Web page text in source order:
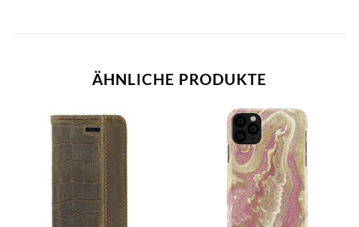
ÄHNLICHE PRODUKTE